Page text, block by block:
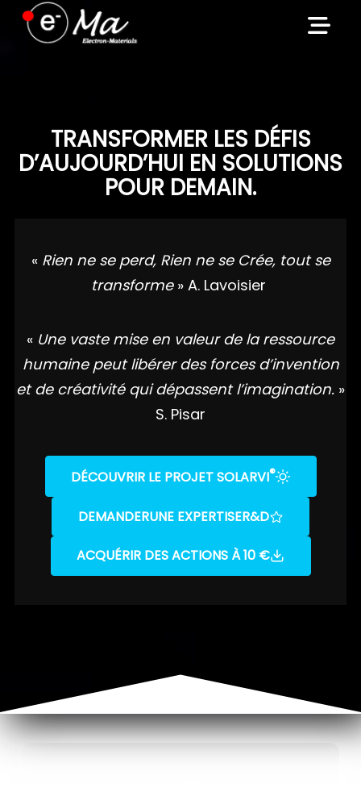
Skip
TRANSFORMER LES DÉFIS
D’AUJOURD’HUI EN SOLUTIONS
POUR DEMAIN.
« Rien ne se perd, Rien ne se Crée, tout se
transforme » A. Lavoisier
« Une vaste mise en valeur de la ressource
humaine peut libérer des forces d’invention
et de créativité qui dépassent l’imagination. »
S. Pisar
DÉCOUVRIR LE PROJET SOLARVI®
DEMANDERUNE EXPERTISER&D
ACQUÉRIR DES ACTIONS À 10 €